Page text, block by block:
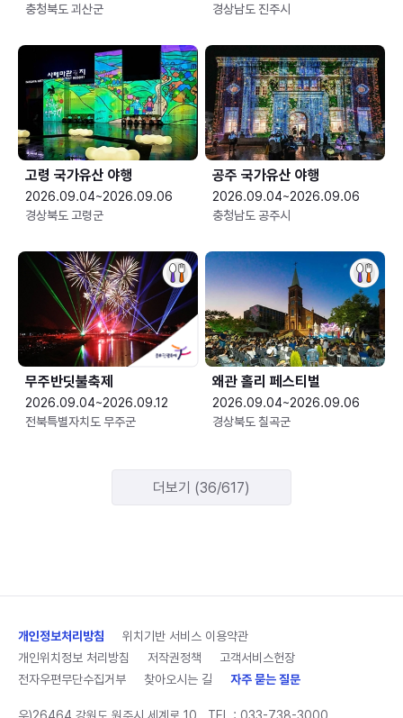
충청북도 괴산군
경상남도 진주시
고령 국가유산 야행
2026.09.04~2026.09.06
경상북도 고령군
공주 국가유산 야행
2026.09.04~2026.09.06
충청남도 공주시
무주반딧불축제
2026.09.04~2026.09.12
전북특별자치도 무주군
왜관 홀리 페스티벌
2026.09.04~2026.09.06
경상북도 칠곡군
더보기 (36/617)
개인정보처리방침
위치기반 서비스 이용약관
개인위치정보 처리방침
저작권정책
고객서비스헌장
전자우편무단수집거부
찾아오시는 길 자주 묻는 질문